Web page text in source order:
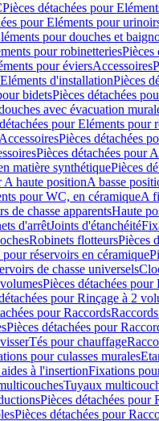
Pièces détachées pour
pour Eléments pour
pour douches et
pour robinetteriesPièces
pour éviersAccessoires
Eléments d'installationPièces
bidetsPièces détachées
avec évacuation
pour Eléments pour
AccessoiresPièces détachées
Pièces détachées pour
matière synthétiquePièces
A haute positionA basse
pour WC, en céramiqueA
de chasse apparentsHaute
d'arrêtJoints d'étanchéité
Robinets flotteursPièces
réservoirs en céramique
de chasse universels
Pièces détachées
pour Rinçage à 2
pour Raccords
Pièces détachées pour
Tés pour chauffage
pour culasses murales
à l'insertionFixations
Tuyaux
Pièces détachées pour
Pièces détachées pour